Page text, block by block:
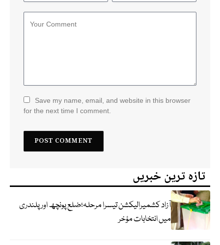
Save my name, email, and website in this browser
for the next time I comment.
تازہ ترین خبریں
آزاد کشمیرالیکشن تیسرا مرحلہ؛ضلع پونچھ اور پلندری
میں انتخابات مؤخر